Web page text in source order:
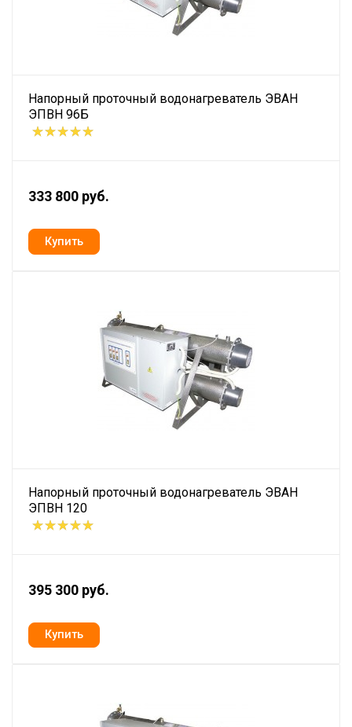
Напорный проточный водонагреватель ЭВАН
ЭПВН 96Б
333 800 руб.
Напорный проточный водонагреватель ЭВАН
ЭПВН 120
395 300 руб.